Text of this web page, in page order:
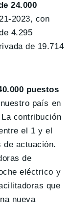
24.000
2023, con
4.295
de 19.714
puestos
país en
contribución
el 1 y el
de actuación.
de
eléctrico y
que
nueva